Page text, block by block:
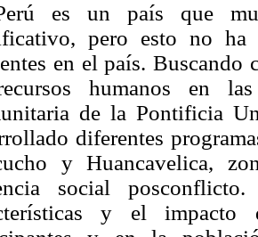
es un país que
pero esto no ha
en el país.
humanos en
de la Pontificia
diferentes
y Huancavelica,
social
y el